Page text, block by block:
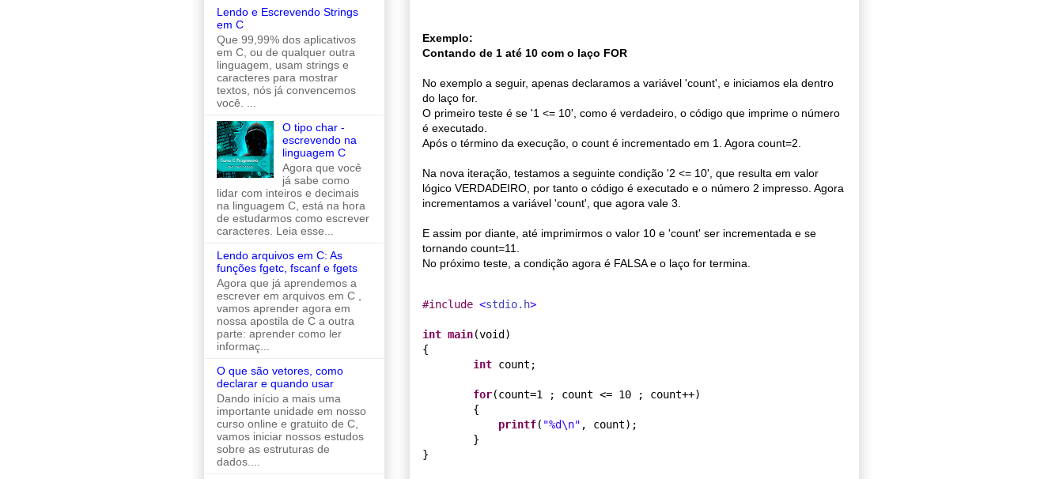
Exemplo:
Contando de 1 até 10 com o laço FOR
No exemplo a seguir, apenas declaramos a variável 'count', e iniciamos ela dentro
do laço for.
O primeiro teste é se '1 <= 10', como é verdadeiro, o código que imprime o número
é executado.
Após o término da execução, o count é incrementado em 1. Agora count=2.
Na nova iteração, testamos a seguinte condição '2 <= 10', que resulta em valor
lógico VERDADEIRO, por tanto o código é executado e o número 2 impresso. Agora
incrementamos a variável 'count', que agora vale 3.
E assim por diante, até imprimirmos o valor 10 e 'count' ser incrementada e se
tornando count=11.
No próximo teste, a condição agora é FALSA e o laço for termina.
#include <stdio.h>
int main(void)
{
int count;
for(count=1 ; count <= 10 ; count++)
        {
printf( "%d\n" , count);
        }
Lendo e Escrevendo Strings
em C
Que 99,99% dos aplicativos
em C, ou de qualquer outra
linguagem, usam strings e
caracteres para mostrar
textos, nós já convencemos
você. ...
O tipo char -
escrevendo na
linguagem C
Agora que você
já sabe como
lidar com inteiros e decimais
na linguagem C, está na hora
de estudarmos como escrever
caracteres. Leia esse...
Lendo arquivos em C: As
funções fgetc, fscanf e fgets
Agora que já aprendemos a
escrever em arquivos em C ,
vamos aprender agora em
nossa apostila de C a outra
parte: aprender como ler
informaç...
O que são vetores, como
declarar e quando usar
Dando início a mais uma
importante unidade em nosso
curso online e gratuito de C,
vamos iniciar nossos estudos
sobre as estruturas de
dados....